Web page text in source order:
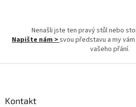
í
p
r
n
Nenašli jste ten pravý stůl nebo
Napište nám >svou představu a my
vašeho přání.
Kontakt